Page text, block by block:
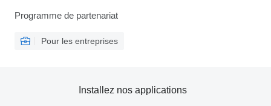
Programme de partenariat
Pour les entreprises
Installez nos applications